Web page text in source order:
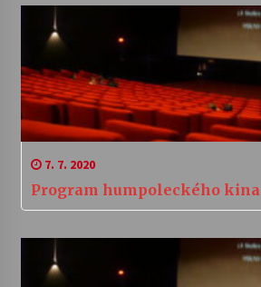
7. 7. 2020
Program humpoleckého kina